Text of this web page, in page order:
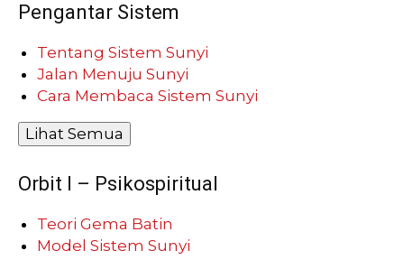
Pengantar Sistem
Tentang Sistem Sunyi
Jalan Menuju Sunyi
Cara Membaca Sistem Sunyi
Lihat Semua
Orbit I – Psikospiritual
Teori Gema Batin
Model Sistem Sunyi